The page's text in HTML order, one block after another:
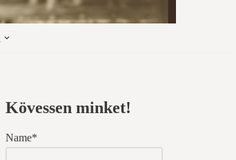
Kövessen minket!
Name*